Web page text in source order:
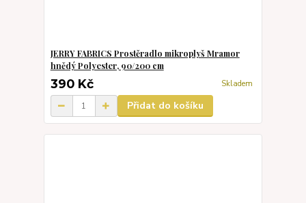
JERRY FABRICS Prostěradlo mikroplyš Mramor
hnědý Polyester, 90/200 cm
390 Kč Skladem
Přidat do košíku